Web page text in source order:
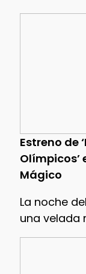
Estreno de
Olímpicos’
Mágico
La noche
una velada